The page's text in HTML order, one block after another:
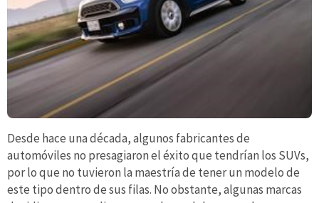
Desde hace una década, algunos fabricantes de
automóviles no presagiaron el éxito que tendrían los SUVs,
por lo que no tuvieron la maestría de tener un modelo de
este tipo dentro de sus filas. No obstante, algunas marcas